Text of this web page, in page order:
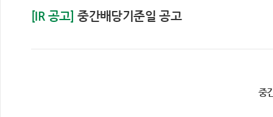
[IR 공고] 중간배당기준일 공고
중